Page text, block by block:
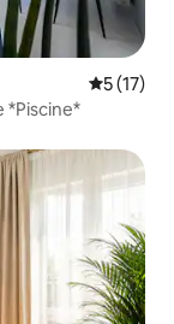
5 (17)
*Piscine*